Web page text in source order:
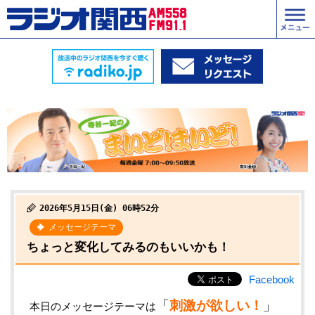
2026年5月15日(金) 06時52分
メッセージテーマ
ちょっと変化してみるのもいいかも！
Facebook
本日のメッセージテーマは 「 刺激が欲しい！ 」